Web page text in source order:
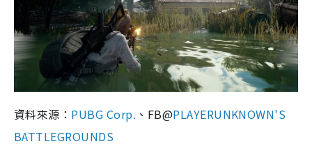
資料來源： PUBG Corp. 、FB@PLAYERUNKNOWN'S
BATTLEGROUNDS